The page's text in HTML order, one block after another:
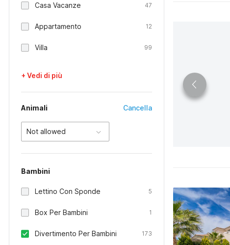
Casa Vacanze 47
Appartamento 12
Villa 99
+ Vedi di più
Animali Cancella
Not allowed
Bambini
Lettino Con Sponde 5
Box Per Bambini 1
Divertimento Per Bambini 173